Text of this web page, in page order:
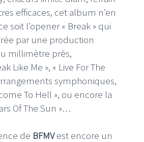
efficaces, cet album n’en
soit l’opener « Break » qui
par une production
millimètre près,
Like Me », « Live For The
symphoniques,
To Hell », ou encore la
Of The Sun »…
de BFMVest encore un